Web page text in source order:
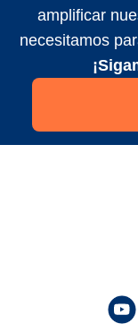
amplificar
necesitamos